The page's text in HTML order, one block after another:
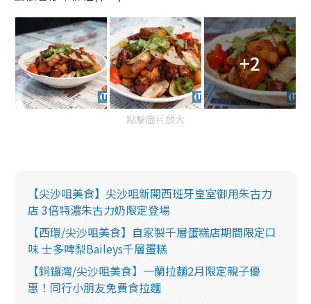
+2
點擊圖片放大
【尖沙咀美食】尖沙咀新開西班牙皇室御用朱古力
店 3倍特濃朱古力奶限定登場
【西環/尖沙咀美食】自家製千層蛋糕店期間限定口
味 士多啤梨Baileys千層蛋糕
【銅鑼灣/尖沙咀美食】一蘭拉麵2月限定親子優
惠！同行小朋友免費食拉麵